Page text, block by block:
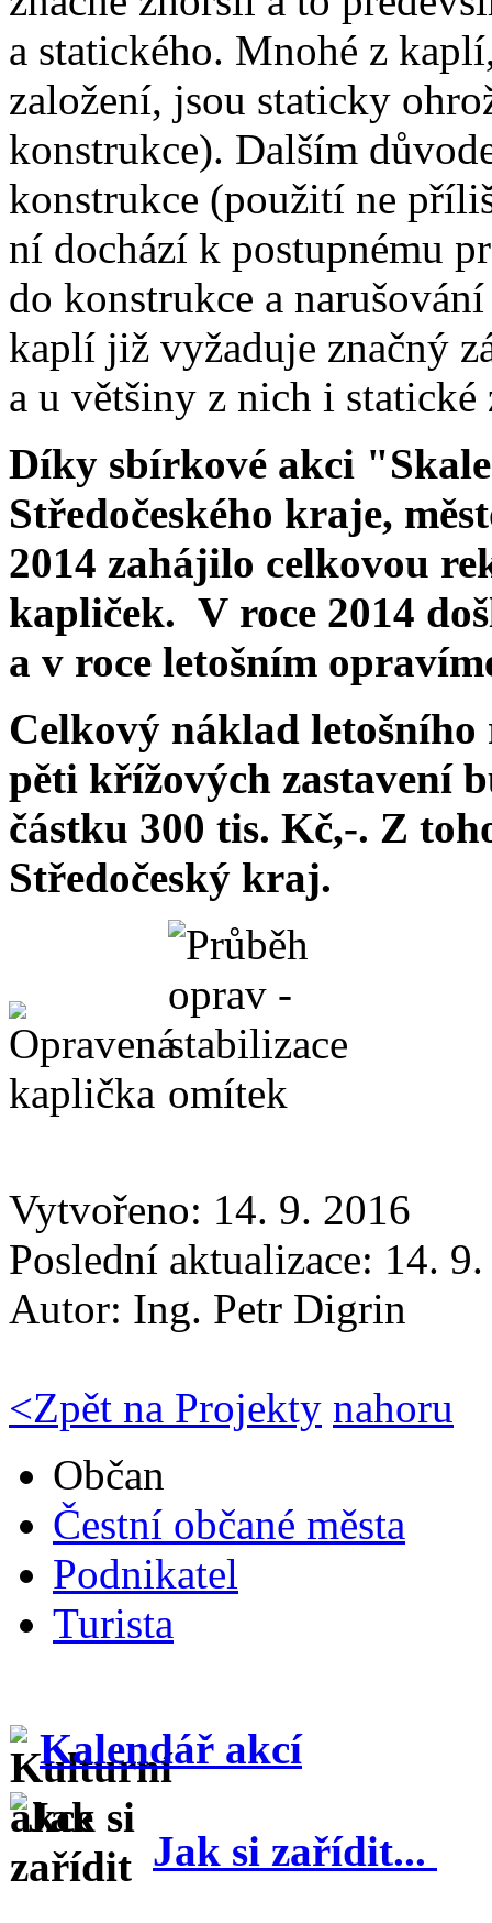
a statického. Mnohé z
založení, jsou staticky
konstrukce). Dalším
konstrukce (použití ne
ní dochází k postupnému
do konstrukce a
kaplí již vyžaduje značný
a u většiny z nich i statické
Díky sbírkové akci
Středočeského kraje,
2014 zahájilo celkovou
kapliček. V roce 2014
a v roce letošním
Celkový náklad
pěti křížových zastavení
částku 300 tis. Kč,-. Z
Středočeský kraj.
Vytvořeno: 14. 9. 2016
Poslední aktualizace: 14.
Autor: Ing. Petr Digrin
<Zpět na Projekty nahoru
Občan
Čestní občané města
Podnikatel
Turista
Kalendář akcí
Jak si zařídit...